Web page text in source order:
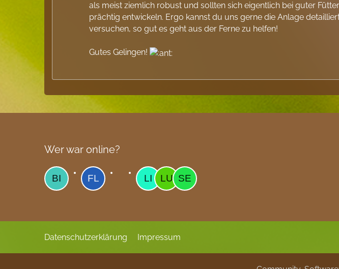
als meist ziemlich robust und sollten sich eigentlich bei guter
prächtig entwickeln. Ergo kannst du uns gerne die Anlage
versuchen, so gut es geht aus der Ferne zu helfen!
Gutes Gelingen!
Wer war online?
Datenschutzerklärung Impressum